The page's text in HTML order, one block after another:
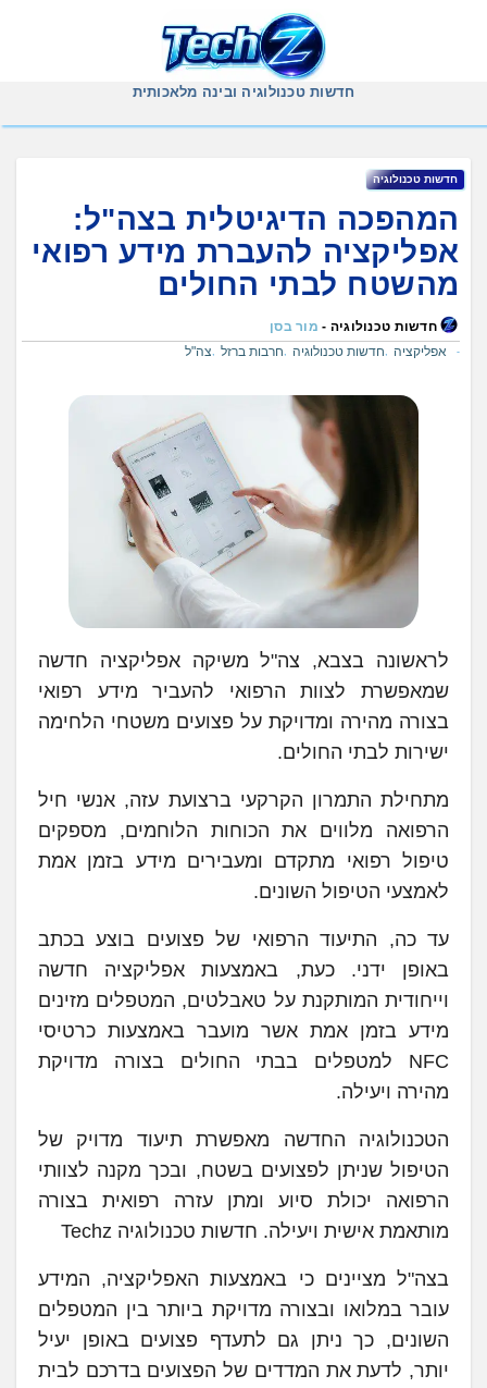
חדשות טכנולוגיה ובינה מלאכותית
חדשות טכנולוגיה
המהפכה הדיגיטלית בצה"ל:
אפליקציה להעברת מידע רפואי
מהשטח לבתי החולים
חדשות טכנולוגיה - מור בסן
אפליקציה
חדשות טכנולוגיה חרבות ברזל צה"ל
לראשונה בצבא, צה"ל משיקה אפליקציה חדשה
שמאפשרת לצוות הרפואי להעביר מידע רפואי
בצורה מהירה ומדויקת על פצועים משטחי הלחימה
ישירות לבתי החולים.
מתחילת התמרון הקרקעי ברצועת עזה, אנשי חיל
הרפואה מלווים את הכוחות הלוחמים, מספקים
טיפול רפואי מתקדם ומעבירים מידע בזמן אמת
לאמצעי הטיפול השונים.
עד כה, התיעוד הרפואי של פצועים בוצע בכתב
באופן ידני. כעת, באמצעות אפליקציה חדשה
וייחודית המותקנת על טאבלטים, המטפלים מזינים
מידע בזמן אמת אשר מועבר באמצעות כרטיסי
NFC למטפלים בבתי החולים בצורה מדויקת
מהירה ויעילה.
הטכנולוגיה החדשה מאפשרת תיעוד מדויק של
הטיפול שניתן לפצועים בשטח, ובכך מקנה לצוותי
הרפואה יכולת סיוע ומתן עזרה רפואית בצורה
מותאמת אישית ויעילה. חדשות טכנולוגיה Techz
בצה"ל מציינים כי באמצעות האפליקציה, המידע
עובר במלואו ובצורה מדויקת ביותר בין המטפלים
השונים, כך ניתן גם לתעדף פצועים באופן יעיל
יותר, לדעת את המדדים של הפצועים בדרכם לבית